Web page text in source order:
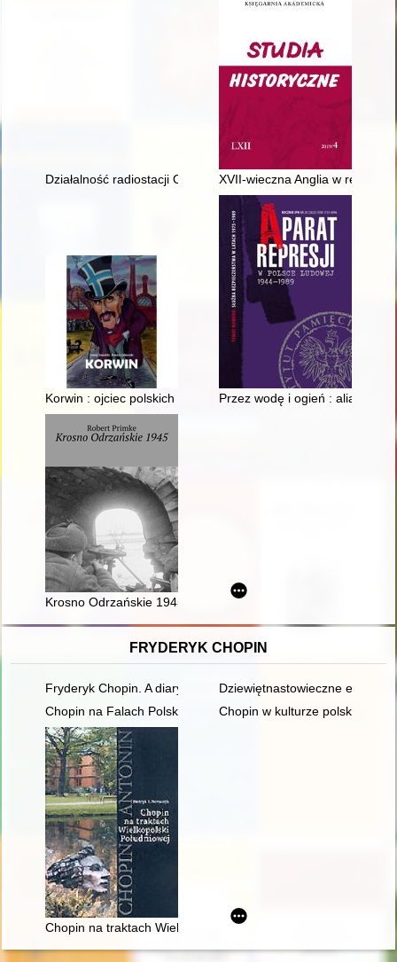
Działalność radiostacji Okręgu Białystok Armii Krajowej :
XVII-wieczna Anglia w relacji
Korwin : ojciec polskich wolnościowcówPrzez wodę i ogień : alians
Krosno Odrzańskie 1945
FRYDERYK CHOPIN
Fryderyk Chopin. A diary in images. Original idea and text by
Dziewiętnastowieczne edycje
Chopin na Falach Polskiego RadiaChopin w kulturze polskiej
Chopin na traktach Wielkopolski południowej